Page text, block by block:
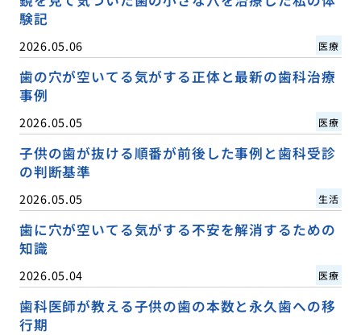
験記
2026.05.06 医療
歯の穴が空いてる気がする正体と最新の歯科治療
事例
2026.05.05 医療
子供の歯が抜ける順番が前後した事例と歯科受診
の判断基準
2026.05.05 生活
歯に穴が空いてる気がする不安を解消するための
知識
2026.05.04 医療
歯科医師が教える子供の歯の本数と永久歯への移
行期